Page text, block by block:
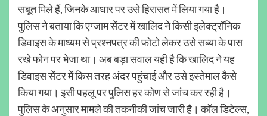
सबूत मिले हैं, जिनके आधार पर उसे हिरासत में लिया गया है।
पुलिस ने बताया कि एग्जाम सेंटर में खालिद ने किसी इलेक्ट्रॉनिक
डिवाइस के माध्यम से प्रश्नपत्र की फोटो लेकर उसे सब्या के पास
रखे फोन पर भेजा था। अब बड़ा सवाल यही है कि खालिद ने यह
डिवाइस सेंटर में किस तरह अंदर पहुंचाई और उसे इस्तेमाल कैसे
किया गया। इसी पहलू पर पुलिस हर कोण से जांच कर रही है।
पुलिस के अनुसार मामले की तकनीकी जांच जारी है। कॉल डिटेल्स,